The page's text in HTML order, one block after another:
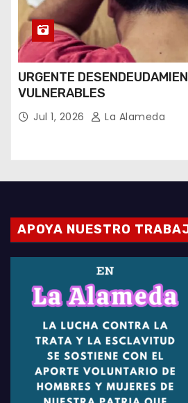
URGENTE
VULNERABLES
Jul 1, 2026 La Alameda
APOYA NUESTRO